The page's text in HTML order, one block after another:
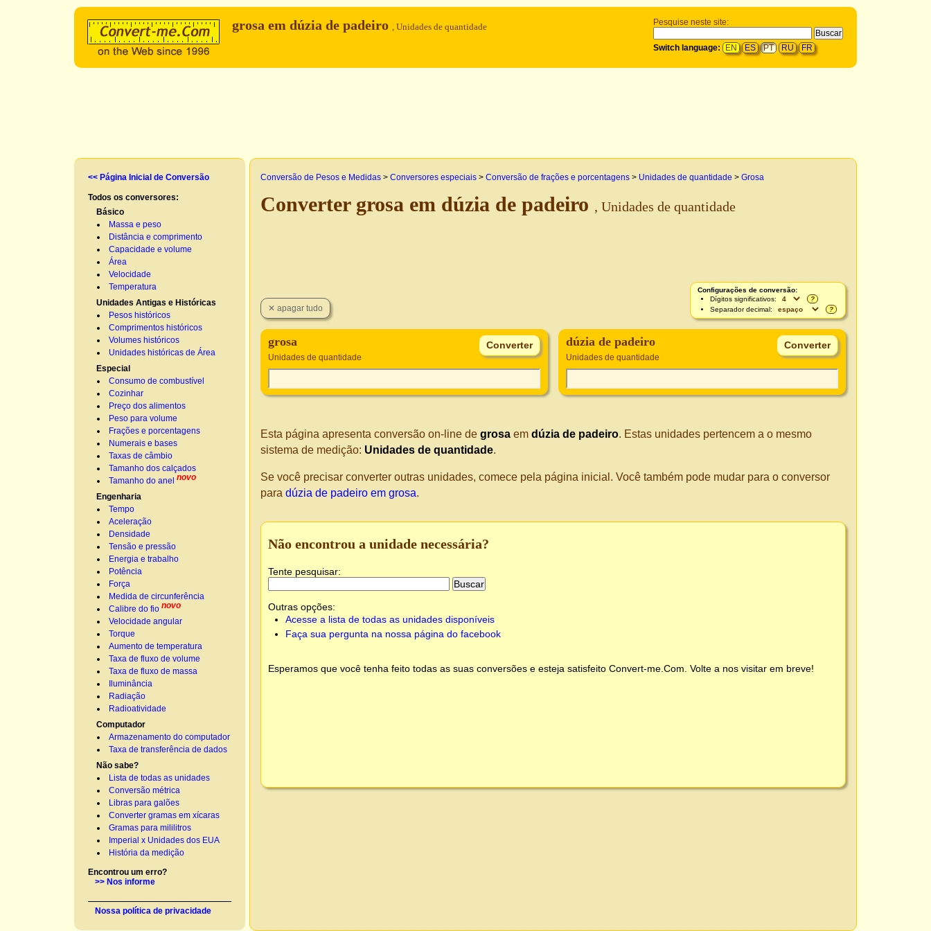
Pesquise neste site:
Switch language: EN ES PT RU FR
grosa em dúzia de padeiro , Unidades de quantidade
<< Página Inicial de Conversão
Todos os conversores:
Básico
Massa e peso
Distância e comprimento
Capacidade e volume
Área
Velocidade
Temperatura
Unidades Antigas e Históricas
Pesos históricos
Comprimentos históricos
Volumes históricos
Unidades históricas de Área
Especial
Consumo de combustível
Cozinhar
Preço dos alimentos
Peso para volume
Frações e porcentagens
Numerais e bases
Taxas de câmbio
Tamanho dos calçados
Tamanho do anel novo
Engenharia
Tempo
Aceleração
Densidade
Tensão e pressão
Energia e trabalho
Potência
Força
Medida de circunferência
Calibre do fio novo
Velocidade angular
Torque
Aumento de temperatura
Taxa de fluxo de volume
Taxa de fluxo de massa
Iluminância
Radiação
Radioatividade
Computador
Armazenamento do computador
Taxa de transferência de dados
Não sabe?
Lista de todas as unidades
Conversão métrica
Libras para galões
Converter gramas em xícaras
Gramas para mililitros
Imperial x Unidades dos EUA
História da medição
Encontrou um erro?
>> Nos informe
Nossa política de privacidade
Conversão de Pesos e Medidas > Conversores especiais > Conversão de frações e porcentagens > Unidades de quantidade > Grosa
Converter grosa em dúzia de padeiro , Unidades de quantidade
Configurações de conversão:
Dígitos significativos:
?
Separador decimal:
?
grosa
Unidades de quantidade
dúzia de padeiro
Unidades de quantidade
Esta página apresenta conversão on-line de grosa em dúzia de padeiro. Estas unidades pertencem a o mesmo
sistema de medição: Unidades de quantidade.
Se você precisar converter outras unidades, comece pela página inicial. Você também pode mudar para o conversor
para dúzia de padeiro em grosa.
Não encontrou a unidade necessária?
Tente pesquisar:
Outras opções:
Acesse a lista de todas as unidades disponíveis
Faça sua pergunta na nossa página do facebook
Esperamos que você tenha feito todas as suas conversões e esteja satisfeito Convert-me.Com . Volte a nos visitar em breve!